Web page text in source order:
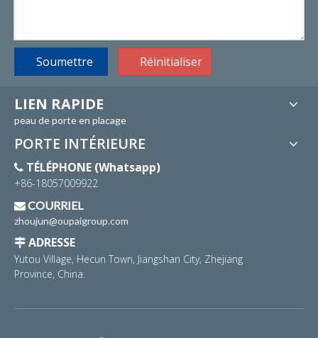
Soumettre Réinitialiser
LIEN RAPIDE
peau de porte en placage
PORTE INTÉRIEURE
 TÉLÉPHONE (Whatsapp)
+86-18057009922
COURRIEL
zhoujun@oupaigroup.com
 ADRESSE
Yutou Village, Hecun Town, Jiangshan City, Zhejiang
Province, China.